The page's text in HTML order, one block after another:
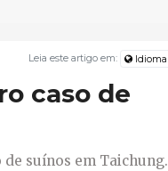
Leia este artigo em: Idioma
caso de
suínos em Taichung.